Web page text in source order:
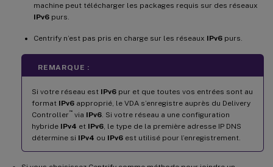
machine peut télécharger les packages requis sur des réseaux
IPv6 purs.
Centrify n’est pas pris en charge sur les réseaux IPv6 purs.
REMARQUE :
Si votre réseau est IPv6 pur et que toutes vos entrées sont au
format IPv6 approprié, le VDA s’enregistre auprès du Delivery
Controller™ via IPv6 . Si votre réseau a une configuration
hybride IPv4 et IPv6 , le type de la première adresse IP DNS
détermine si IPv4 ou IPv6 est utilisé pour l’enregistrement.